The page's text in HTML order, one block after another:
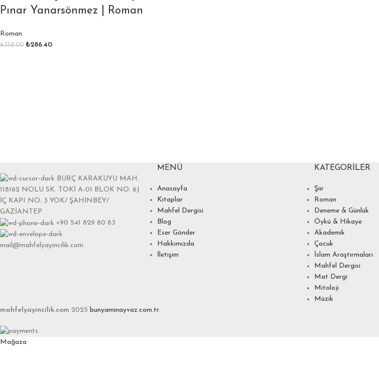
Pınar Yanarsönmez | Roman
Roman
₺358.00 ₺286.40
BURÇ KARAKUYU MAH.
118162 NOLU SK. TOKİ A-01 BLOK NO: 6J
İÇ KAPI NO: 3 YOK/ ŞAHİNBEY/
GAZİANTEP
+90 541 829 80 83
mail@mahfelyayincilik.com
MENÜ
Anasayfa
Kitaplar
Mahfel Dergisi
Blog
Eser Gönder
Hakkımızda
İletişim
KATEGORILER
Şiir
Roman
Deneme & Günlük
Öykü & Hikaye
Akademik
Çocuk
İslam Araştırmaları
Mahfel Dergisi
Mat Dergi
Mitoloji
Müzik
mahfelyayincilik.com 2025 bunyaminayvaz.com.tr.
Mağaza